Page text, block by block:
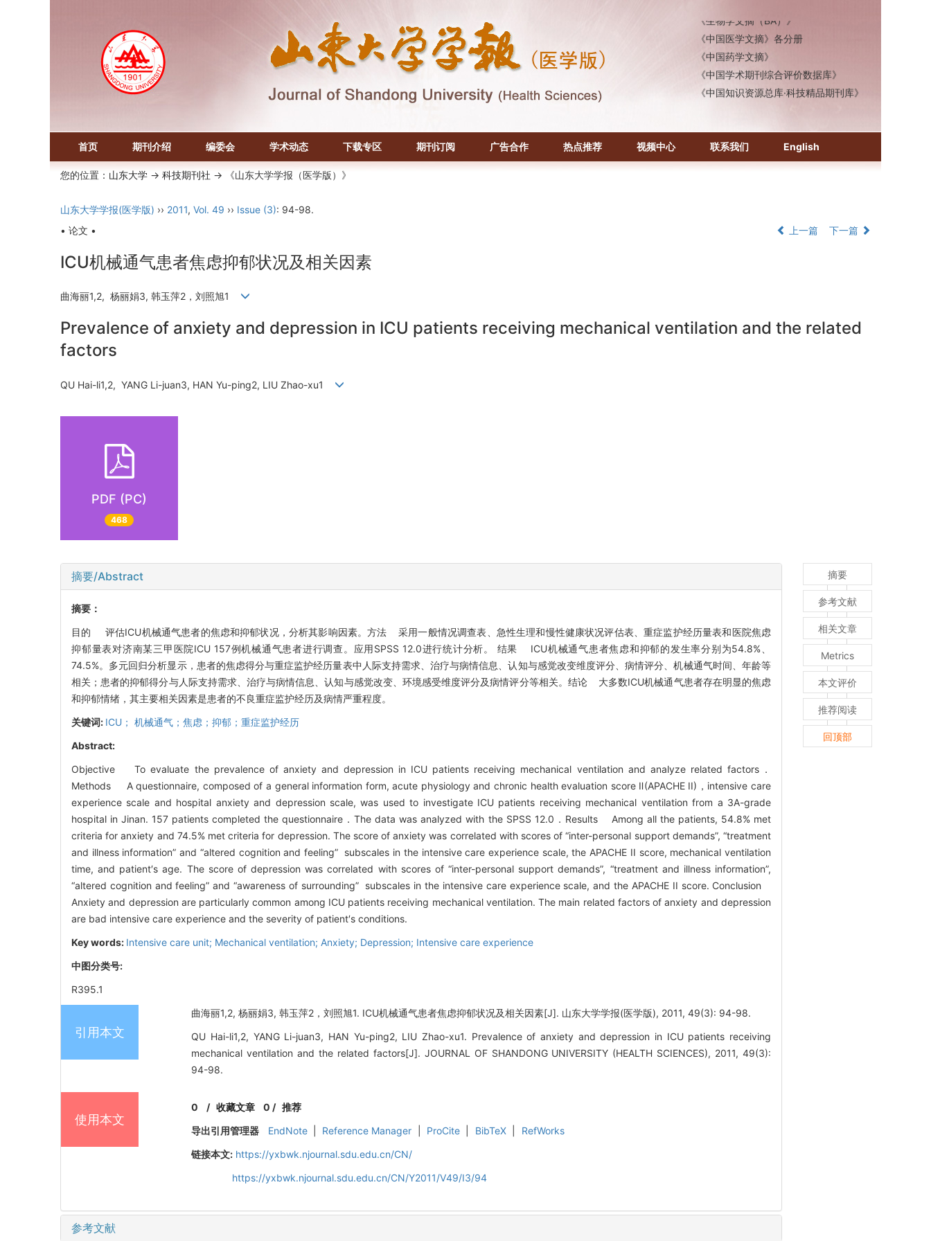
首页 期刊介绍 编委会 学术动态 下载专区 期刊订阅 广告合作 热点推荐 视频中心 联系我们 English
您的位置： 山东大学 -> 科技期刊社 -> 《山东大学学报（医学版）》
山东大学学报(医学版) ›› 2011, Vol. 49 ›› Issue (3): 94-98.
• 论文 •
上一篇 下一篇
ICU机械通气患者焦虑抑郁状况及相关因素
曲海丽1,2, 杨丽娟3, 韩玉萍2，刘照旭1
Prevalence of anxiety and depression in ICU patients receiving mechanical ventilation and the related
factors
QU Hai-li1,2, YANG Li-juan3, HAN Yu-ping2, LIU Zhao-xu1
PDF (PC)
468
摘要/Abstract
摘要：
目的 评估ICU机械通气患者的焦虑和抑郁状况，分析其影响因素。方法 采用一般情况调查表、急性生理和慢性健康状况评估表、重症监护经历量表和医院焦虑
抑郁量表对济南某三甲医院ICU 157例机械通气患者进行调查。应用SPSS 12.0进行统计分析。 结果 ICU机械通气患者焦虑和抑郁的发生率分别为54.8%、
74.5%。多元回归分析显示，患者的焦虑得分与重症监护经历量表中人际支持需求、治疗与病情信息、认知与感觉改变维度评分、病情评分、机械通气时间、年龄等
相关；患者的抑郁得分与人际支持需求、治疗与病情信息、认知与感觉改变、环境感受维度评分及病情评分等相关。结论 大多数ICU机械通气患者存在明显的焦虑
和抑郁情绪，其主要相关因素是患者的不良重症监护经历及病情严重程度。
关键词: ICU； 机械通气；焦虑；抑郁；重症监护经历
Abstract:
Objective To evaluate the prevalence of anxiety and depression in ICU patients receiving mechanical ventilation and analyze related factors．
Methods A questionnaire, composed of a general information form, acute physiology and chronic health evaluation score Ⅱ(APACHE II)，intensive care
experience scale and hospital anxiety and depression scale, was used to investigate ICU patients receiving mechanical ventilation from a 3A-grade
hospital in Jinan. 157 patients completed the questionnaire．The data was analyzed with the SPSS 12.0．Results Among all the patients, 54.8% met
criteria for anxiety and 74.5% met criteria for depression. The score of anxiety was correlated with scores of “inter-personal support demands”, “treatment
and illness information” and “altered cognition and feeling” subscales in the intensive care experience scale, the APACHE II score, mechanical ventilation
time, and patient′s age. The score of depression was correlated with scores of “inter-personal support demands”, “treatment and illness information”,
“altered cognition and feeling” and “awareness of surrounding” subscales in the intensive care experience scale, and the APACHE II score. Conclusion
Anxiety and depression are particularly common among ICU patients receiving mechanical ventilation. The main related factors of anxiety and depression
are bad intensive care experience and the severity of patient′s conditions.
Key words: Intensive care unit; Mechanical ventilation; Anxiety; Depression; Intensive care experience
中图分类号:
R395.1
引用本文
曲海丽1,2, 杨丽娟3, 韩玉萍2，刘照旭1. ICU机械通气患者焦虑抑郁状况及相关因素[J]. 山东大学学报(医学版), 2011, 49(3): 94-98.
QU Hai-li1,2, YANG Li-juan3, HAN Yu-ping2, LIU Zhao-xu1. Prevalence of anxiety and depression in ICU patients receiving
mechanical ventilation and the related factors[J]. JOURNAL OF SHANDONG UNIVERSITY (HEALTH SCIENCES), 2011, 49(3):
94-98.
使用本文
0 /收藏文章 0 / 推荐
导出引用管理器
EndNote Reference Manager ProCite BibTeX
RefWorks
链接本文: https://yxbwk.njournal.sdu.edu.cn/CN/
https://yxbwk.njournal.sdu.edu.cn/CN/Y2011/V49/I3/94
参考文献
摘要
参考文献
相关文章
Metrics
本文评价
推荐阅读
回顶部